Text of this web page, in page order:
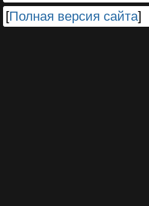
[Полная версия сайта]